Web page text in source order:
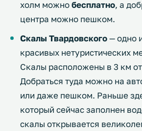
холм можнобесплатно, а
центра можно пешком.
Скалы Твардовского— одно
красивых нетуристических
Скалы расположены в 3 км
Добраться туда можно на
или даже пешком. Раньше
который сейчас заполнен
скалы открывается